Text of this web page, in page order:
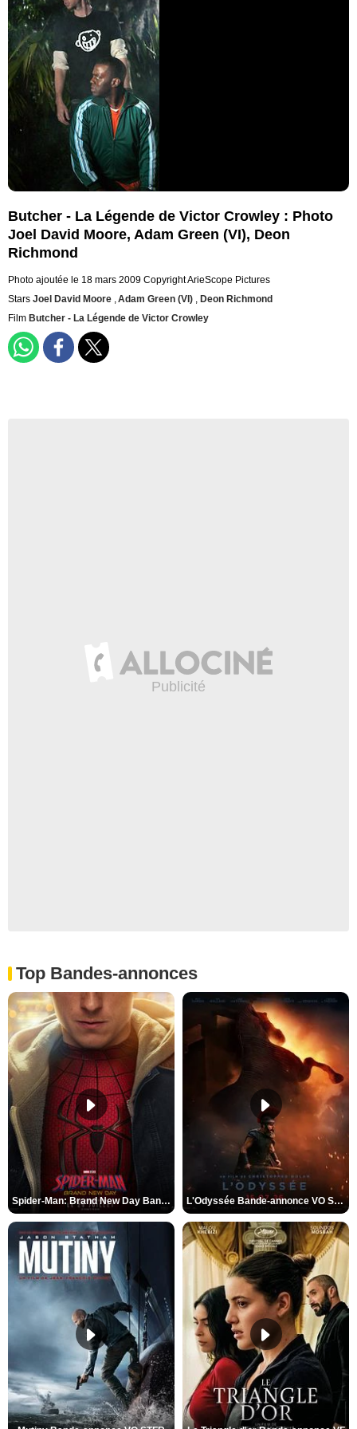
Butcher - La Légende de Victor Crowley : Photo
Joel David Moore, Adam Green (VI), Deon
Richmond
Photo ajoutée le 18 mars 2009 Copyright ArieScope Pictures
Stars Joel David Moore ,Adam Green (VI) , Deon Richmond
Film Butcher - La Légende de Victor Crowley
Top Bandes-annonces
Spider-Man: Brand New Day Bande-annonce VO STFR L'Odyssée Bande-annonce VO STFR